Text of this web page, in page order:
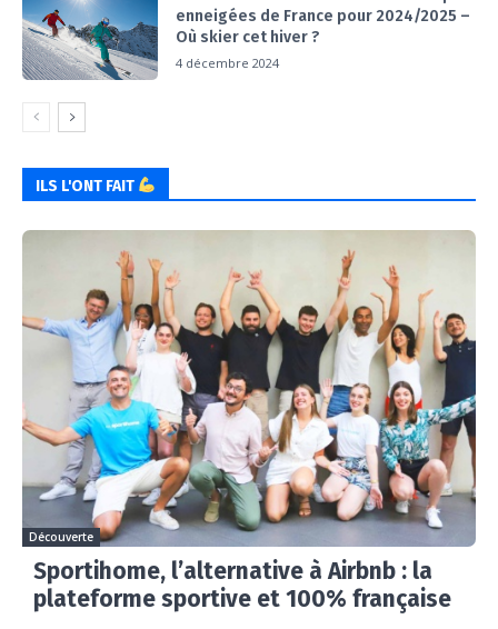
enneigées de France pour 2024/2025 –
Où skier cet hiver ?
4 décembre 2024
ILS L'ONT FAIT
Découverte
Sportihome, l’alternative à Airbnb : la
plateforme sportive et 100% française